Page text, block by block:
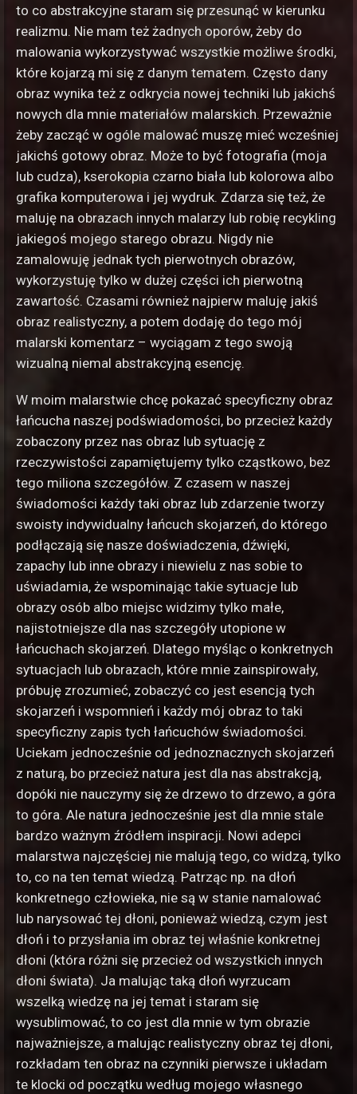
to co abstrakcyjne staram się przesunąć w kierunku
realizmu. Nie mam też żadnych oporów, żeby do
malowania wykorzystywać wszystkie możliwe środki,
które kojarzą mi się z danym tematem. Często dany
obraz wynika też z odkrycia nowej techniki lub jakichś
nowych dla mnie materiałów malarskich. Przeważnie
żeby zacząć w ogóle malować muszę mieć wcześniej
jakichś gotowy obraz. Może to być fotografia (moja
lub cudza), kserokopia czarno biała lub kolorowa albo
grafika komputerowa i jej wydruk. Zdarza się też, że
maluję na obrazach innych malarzy lub robię recykling
jakiegoś mojego starego obrazu. Nigdy nie
zamalowuję jednak tych pierwotnych obrazów,
wykorzystuję tylko w dużej części ich pierwotną
zawartość. Czasami również najpierw maluję jakiś
obraz realistyczny, a potem dodaję do tego mój
malarski komentarz – wyciągam z tego swoją
wizualną niemal abstrakcyjną esencję.
W moim malarstwie chcę pokazać specyficzny obraz
łańcucha naszej podświadomości, bo przecież każdy
zobaczony przez nas obraz lub sytuację z
rzeczywistości zapamiętujemy tylko cząstkowo, bez
tego miliona szczegółów. Z czasem w naszej
świadomości każdy taki obraz lub zdarzenie tworzy
swoisty indywidualny łańcuch skojarzeń, do którego
podłączają się nasze doświadczenia, dźwięki,
zapachy lub inne obrazy i niewielu z nas sobie to
uświadamia, że wspominając takie sytuacje lub
obrazy osób albo miejsc widzimy tylko małe,
najistotniejsze dla nas szczegóły utopione w
łańcuchach skojarzeń. Dlatego myśląc o konkretnych
sytuacjach lub obrazach, które mnie zainspirowały,
próbuję zrozumieć, zobaczyć co jest esencją tych
skojarzeń i wspomnień i każdy mój obraz to taki
specyficzny zapis tych łańcuchów świadomości.
Uciekam jednocześnie od jednoznacznych skojarzeń
z naturą, bo przecież natura jest dla nas abstrakcją,
dopóki nie nauczymy się że drzewo to drzewo, a góra
to góra. Ale natura jednocześnie jest dla mnie stale
bardzo ważnym źródłem inspiracji. Nowi adepci
malarstwa najczęściej nie malują tego, co widzą, tylko
to, co na ten temat wiedzą. Patrząc np. na dłoń
konkretnego człowieka, nie są w stanie namalować
lub narysować tej dłoni, ponieważ wiedzą, czym jest
dłoń i to przysłania im obraz tej właśnie konkretnej
dłoni (która różni się przecież od wszystkich innych
dłoni świata). Ja malując taką dłoń wyrzucam
wszelką wiedzę na jej temat i staram się
wysublimować, to co jest dla mnie w tym obrazie
najważniejsze, a malując realistyczny obraz tej dłoni,
rozkładam ten obraz na czynniki pierwsze i układam
te klocki od początku według mojego własnego